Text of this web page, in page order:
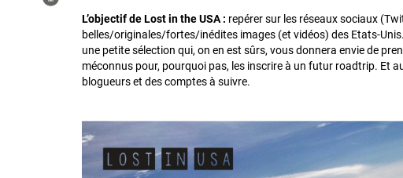
L’objectif de Lost in the USA : repérer sur les réseaux sociaux
belles/originales/fortes/inédites images (et vidéos) des Etats-
une petite sélection qui, on en est sûrs, vous donnera envie de
méconnus pour, pourquoi pas, les inscrire à un futur roadtrip. Et
blogueurs et des comptes à suivre.